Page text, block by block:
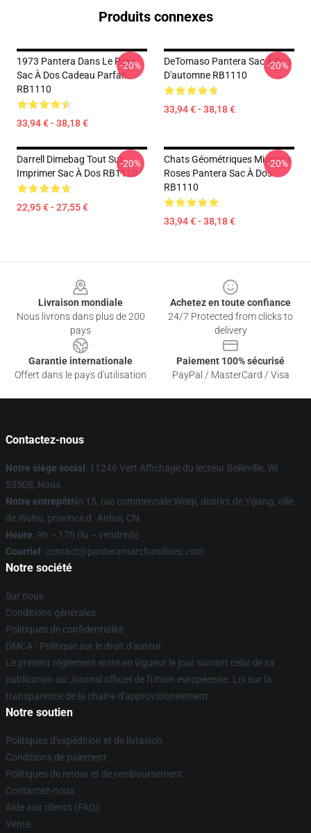
Produits connexes
1973 Pantera Dans Le Pays
Sac À Dos Cadeau Parfait
RB1110
33,94 € - 38,18 €
-20%
DeTomaso Pantera Sac À Dos
D'automne RB1110
33,94 € - 38,18 €
-20%
Darrell Dimebag Tout Sur
Imprimer Sac À Dos RB1110
22,95 € - 27,55 €
-20%
Chats Géométriques Mignons
Roses Pantera Sac À Dos
RB1110
33,94 € - 38,18 €
-20%
Livraison mondiale
Nous livrons dans plus de 200
pays
Achetez en toute confiance
24/7 Protected from clicks to
delivery
Garantie internationale
Offert dans le pays d'utilisation
Paiement 100% sécurisé
PayPal / MasterCard / Visa
Contactez-nous
Notre siège social : 11246 Vert Affichage du lecteur Belleville, Wi
53508, Nous
Notre entrepôtNo 15, rue commerciale Weiqi, district de Yijiang, ville
de Wuhu, province d ' Anhui, CN
Heure: 9h – 17h (lu – vendredi)
Courriel : contact@panteramarchandises.com
Notre société
Sur nous
Conditions générales
Politiques de confidentialité
DMCA - Politique sur le droit d'auteur
Le présent règlement entre en vigueur le jour suivant celui de sa
publication au Journal officiel de l'Union européenne. Loi sur la
transparence de la chaîne d'approvisionnement
Notre soutien
Politiques d'expédition et de livraison
Conditions de paiement
Politiques de retour et de remboursement
Contactez-nous
Aide aux clients (FAQ)
Vente